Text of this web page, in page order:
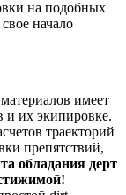
на подобных
начало
имеет
и их экипировке.
траекторий
препятствий,
обладания дерт